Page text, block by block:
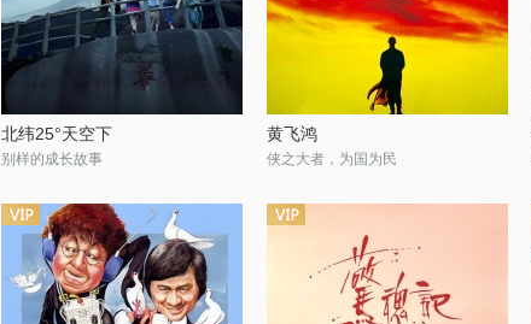
北纬25°天空下
别样的成长故事
黄飞鸿
侠之大者，为国为民